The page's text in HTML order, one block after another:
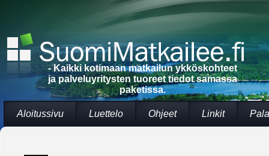
- Kaikki kotimaan matkailun ykköskohteet
ja palveluyritysten tuoreet tiedot samassa
paketissa.
Aloitussivu Luettelo Ohjeet Linkit